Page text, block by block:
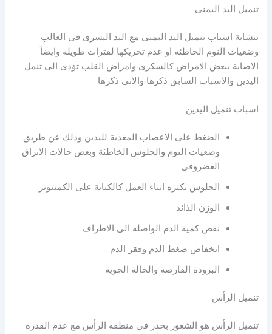
تنميل اليد اليمنى
تتشابة اسباب تنميل اليد اليمنى مع اليد اليسرى فى الغالب
وضعيات النوم الخاطئة او عدم تحريكها لفترات طويلة وايضاً
الاصابة ببعض الامراض كالسكرى وامراض القلب تؤدى الى تنمل
اليدين والاسباب السابق ذكرها والاتى ذكرها
اسباب تنميل اليدين
الضغط على الاعصاب المغذية لليدين وذلك عن طريق
وضعيات النوم والجلوس الخاطئة وبعض حالات الانزاق
الغضروفى
الجلوس بكثره اثناء العمل كالكتابة على الكمبيوتر
الوزن الذائد
نقص كمية الدم الواصلة الى الاطراف
انخفاض ضغط الدم وفقر الدم
البرودة القارصة والحالة الجوية
تنميل الرأس
تنميل الرأس هو الشعور بخدر فى منطقة الرأس مع عدم القدرة